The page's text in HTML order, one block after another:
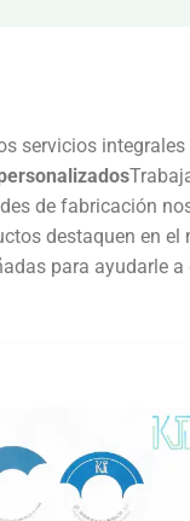
servicios
de fabricación
destaquen en
para ayudarle